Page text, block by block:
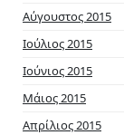
Αύγουστος 2015
Ιούλιος 2015
Ιούνιος 2015
Μάιος 2015
Απρίλιος 2015